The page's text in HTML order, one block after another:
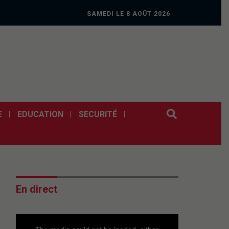
SAMEDI LE 8 AOÛT 2026
EDUCATION SECURITÉ
En direct